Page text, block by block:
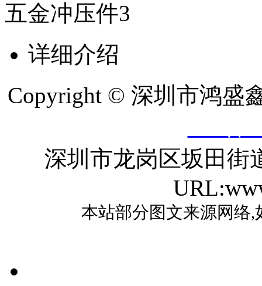
五金冲压件3
详细介绍
Copyright © 深圳市鸿盛
深圳市龙岗区坂田
本站部分图文来源网络